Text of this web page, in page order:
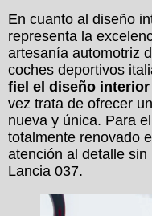
En cuanto al diseño
representa la
artesanía automotriz
coches deportivos
fiel el diseño
vez trata de ofrecer
nueva y única. Para
totalmente renovado
atención al detalle
Lancia 037.